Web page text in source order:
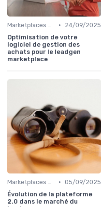
Marketplaces de leadgen •
24/09/2025
Optimisation de votre
logiciel de gestion des
achats pour le leadgen
marketplace
Marketplaces de leadgen • 05/09/2025
Évolution de la plateforme
2.0 dans le marché du